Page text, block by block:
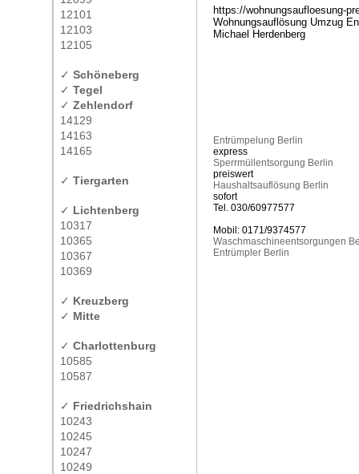
12101
12103
12105
✓ Schöneberg
✓ Tegel
✓ Zehlendorf
14129
14163
14165
✓ Tiergarten
✓ Lichtenberg
10317
10365
10367
10369
✓ Kreuzberg
✓ Mitte
✓ Charlottenburg
10585
10587
✓ Friedrichshain
10243
10245
10247
10249
https://wohnungsaufloesung-
Wohnungsauflösung Umzug
Michael Herdenberg
Entrümpelung Berlin
express
Sperrmüllentsorgung Berlin
preiswert
Haushaltsauflösung Berlin
sofort
Tel. 030/60977577
Mobil: 0171/9374577
Waschmaschineentsorgungen
Entrümpler Berlin